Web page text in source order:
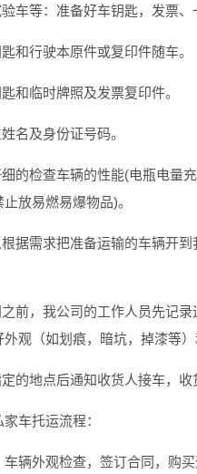
等：准备好车钥匙，发票、
行驶本原件或复印件随车。
临时牌照及发票复印件。
及身份证号码。
检查车辆的性能(电瓶电量
放易燃易爆物品)。
需求把准备运输的车辆开到
，我公司的工作人员先记录
观（如划痕，暗坑，掉漆等）
地点后通知收货人接车，收
车托运流程：
外观检查，签订合同，购买